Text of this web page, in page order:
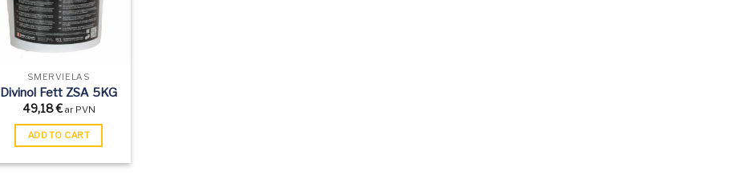
SMĒRVIELAS
Divinol Fett ZSA 5KG
49,18€ ar PVN
ADD TO CART